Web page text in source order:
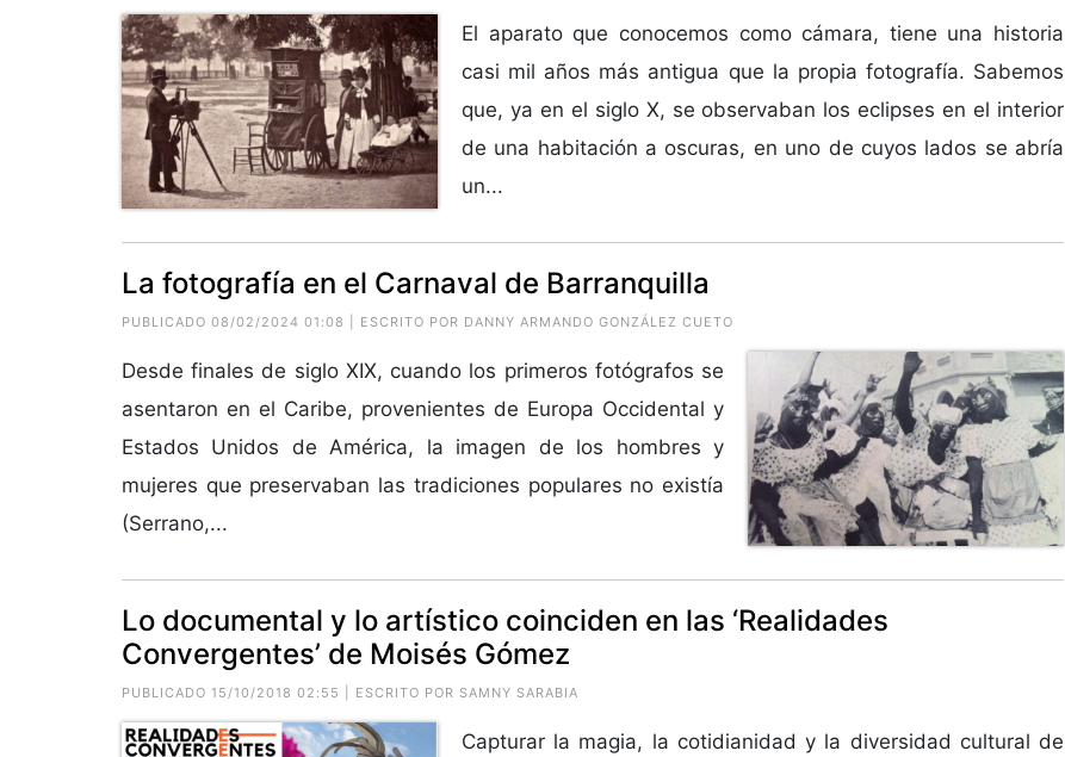
El aparato que conocemos como cámara, tiene una historia
casi mil años más antigua que la propia fotografía. Sabemos
que, ya en el siglo X, se observaban los eclipses en el interior
de una habitación a oscuras, en uno de cuyos lados se abría
un...
La fotografía en el Carnaval de Barranquilla
PUBLICADO 08/02/2024 01:08 | ESCRITO POR DANNY ARMANDO GONZÁLEZ CUETO
Desde finales de siglo XIX, cuando los primeros fotógrafos se
asentaron en el Caribe, provenientes de Europa Occidental y
Estados Unidos de América, la imagen de los hombres y
mujeres que preservaban las tradiciones populares no existía
(Serrano,...
Lo documental y lo artístico coinciden en las ‘Realidades
Convergentes’ de Moisés Gómez
PUBLICADO 15/10/2018 02:55 | ESCRITO POR SAMNY SARABIA
Capturar la magia, la cotidianidad y la diversidad cultural de